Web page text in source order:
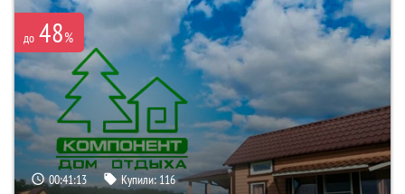
до 48%
00:41:11 Купили: 116